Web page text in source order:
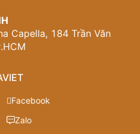
Capella, 184 Trần Văn
Facebook
Zalo